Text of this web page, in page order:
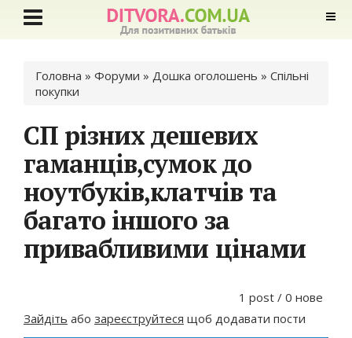
Ви є тут
Головна » Форуми » Дошка оголошень » Спільні
покупки
СП різних дешевих
гаманців,сумок до
ноутбуків,клатчів та
багато іншого за
привабливими цінами
1 post / 0 нове
Зайдіть або зареєструйтеся щоб додавати пости